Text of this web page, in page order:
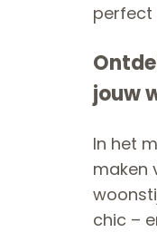
perfect
jouw
In het
maken
chic –